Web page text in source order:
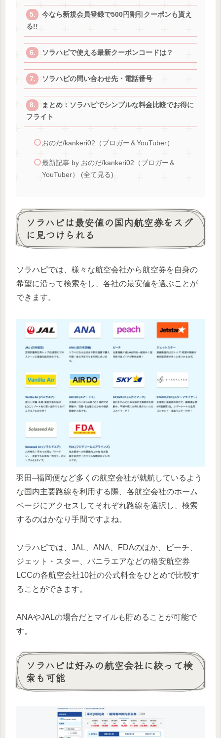
今なら新規会員登録で500円割引クーポンも貰え
る!!
ソラハピで使える最新クーポンコードは？
ソラハピの問い合わせ先・電話番号
まとめ：ソラハピでシンプルな料金比較でお得に
フライト
おのだ/kankeri02（ブロガー＆YouTuber）
最新記事 by おのだ/kankeri02（ブロガー＆
YouTuber） (全て見る)
ソラハピは最安値の国内航空券をスグ
に見つけられる
ソラハピでは、様々な航空会社から航空券を自身の
希望に沿って検索をし、各社の最安値を選ぶことが
できます。
羽田–福岡便など多くの航空会社が就航しているよう
な国内主要路線を利用する際、各航空会社のホーム
ページにアクセスしてそれぞれ路線を選択し、検索
するのはかなり手間ですよね。
ソラハピでは、JAL、ANA、FDAのほか、ピーチ、
ジェット・スター、バニラエアなどの格安航空券
LCCの各航空会社10社の公式料金をひとめで比較す
ることができます。
ANAやJALの場合だとマイルも貯めることが可能で
す。
ソラハピは好みの航空会社に絞って検
索も可能